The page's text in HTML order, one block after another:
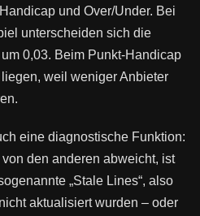
und Over/Under. Bei
unterscheiden sich die
0,03. Beim Punkt-Handicap
weil weniger Anbieter
eine diagnostische Funktion:
den anderen abweicht, ist
„Stale Lines“, also
aktualisiert wurden – oder